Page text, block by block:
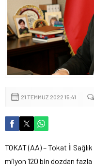
21 TEMMUZ 2022 15:41
TOKAT (AA) – Tokat İl
milyon 120 bin dozdan fazla